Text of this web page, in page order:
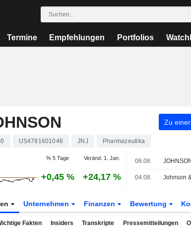
Termine Empfehlungen Portfolios
Zu
US4781601046 JNJ Pharmazeutika
% 5 Tage Veränd. 1. Jan.
+0,45 % +24,17 %
06.08.
04.08.
Unternehmen Finanzen Bewertung
Fakten Insiders Transkripte Pressemitteilungen